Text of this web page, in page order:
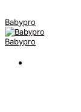
Babypro
Babypro